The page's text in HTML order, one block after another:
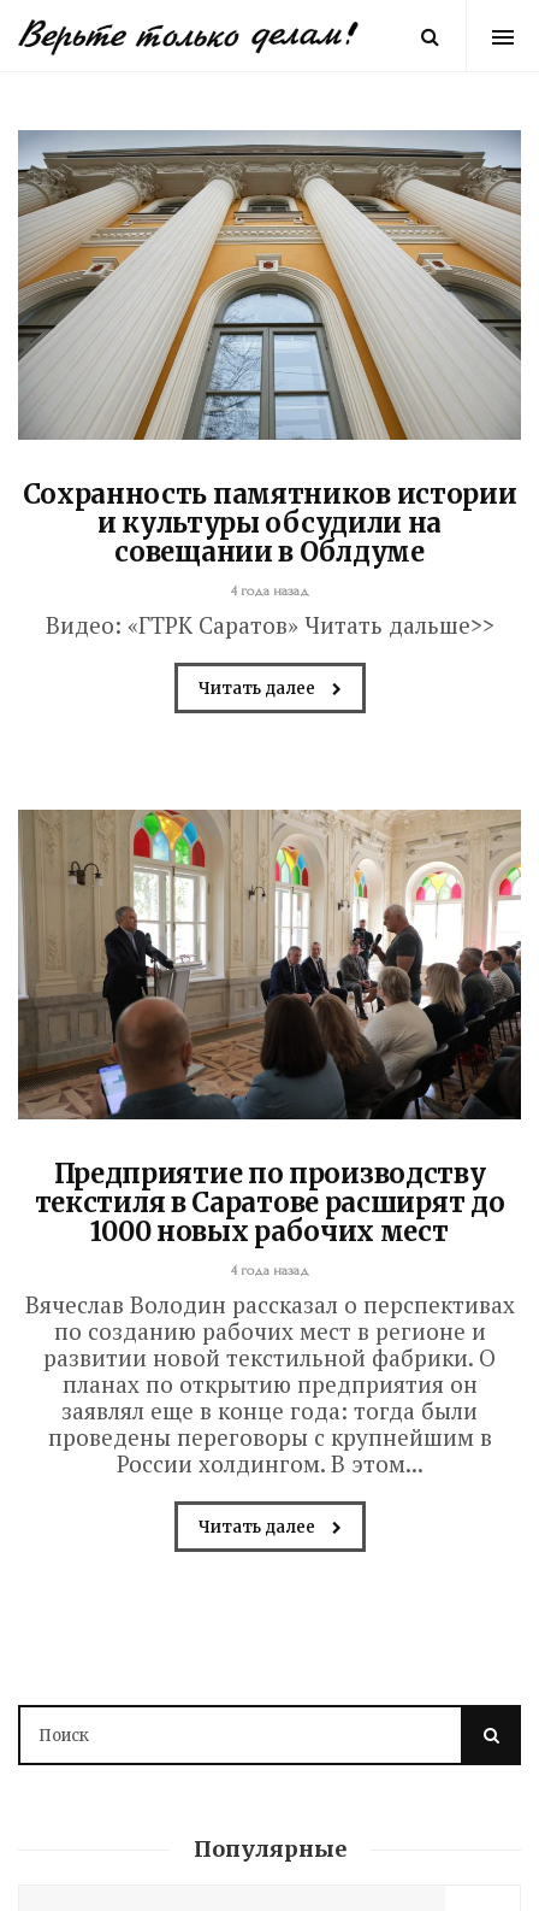
Сохранность памятников истории
и культуры обсудили на
совещании в Облдуме
4 года назад
Видео: «ГТРК Саратов» Читать дальше>>
Читать далее
Предприятие по производству
текстиля в Саратове расширят до
1000 новых рабочих мест
4 года назад
Вячеслав Володин рассказал о перспективах
по созданию рабочих мест в регионе и
развитии новой текстильной фабрики. О
планах по открытию предприятия он
заявлял еще в конце года: тогда были
проведены переговоры с крупнейшим в
России холдингом. В этом...
Читать далее
Популярные
Володин о СПАСЕНИИ
здания колледжа
радиоэлектроники
им. Яблочкова СГУ
ненадлежащую эксплуатацию и
разрушение здания колледжа,
имеющего статус объекта историко-
посетил старейший...